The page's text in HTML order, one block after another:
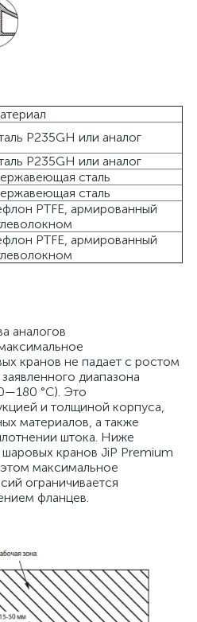
P235GH или аналог
P235GH или аналог
сталь
сталь
PTFE, армированный
PTFE, армированный
аналогов
кранов не падает с ростом
диапазона
°С). Это
и толщиной корпуса,
материалов, а также
штока. Ниже
кранов JiP Premium
максимальное
ограничивается
фланцев.